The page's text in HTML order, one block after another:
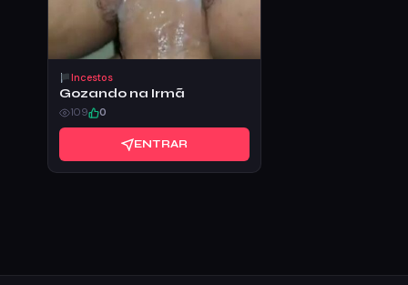
Incestos
Gozando na Irmã
109 0
ENTRAR